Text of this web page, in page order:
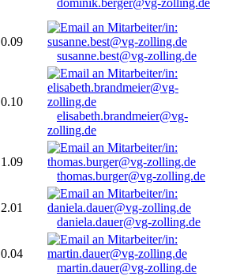
dominik.berger@vg-zolling.de
0.09
susanne.best@vg-zolling.de
0.10
elisabeth.brandmeier@vg-
zolling.de
1.09
thomas.burger@vg-zolling.de
2.01
daniela.dauer@vg-zolling.de
0.04
martin.dauer@vg-zolling.de